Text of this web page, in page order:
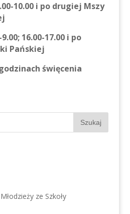
10.00 i po drugiej Mszy
9.00; 16.00-17.00 i po
Pańskiej
święcenia
ze Szkoły